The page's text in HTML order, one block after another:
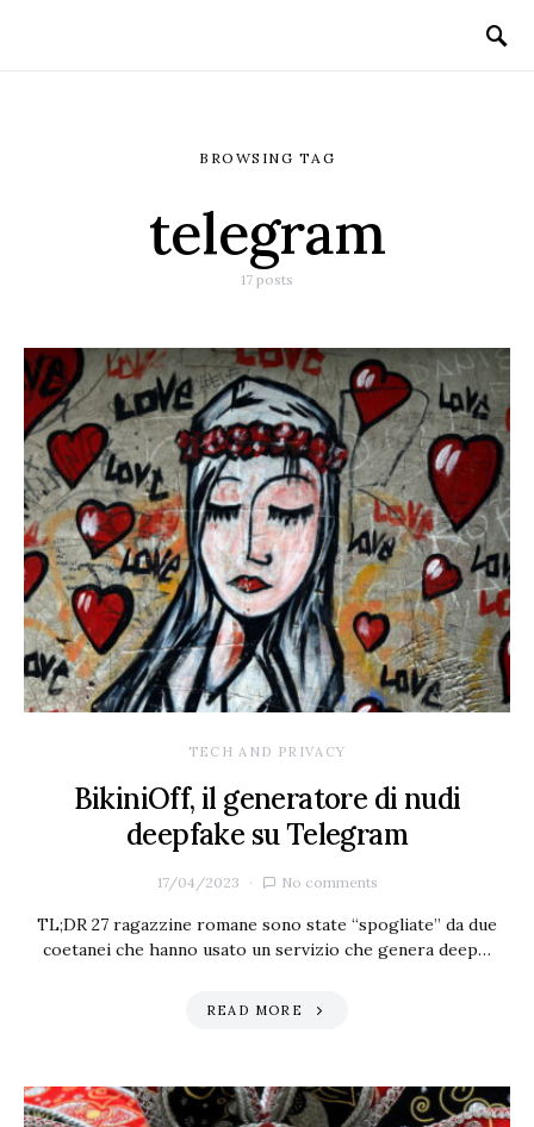
BROWSING TAG
telegram
17 posts
TECH AND PRIVACY
BikiniOff, il generatore di nudi
deepfake su Telegram
17/04/2023 No comments
TL;DR 27 ragazzine romane sono state “spogliate” da due
coetanei che hanno usato un servizio che genera deep…
READ MORE